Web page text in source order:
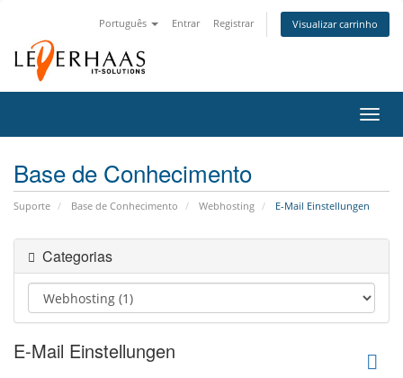
Português Entrar Registrar Visualizar carrinho
Base de Conhecimento
Suporte Base de Conhecimento Webhosting E-Mail Einstellungen
Categorias
E-Mail Einstellungen